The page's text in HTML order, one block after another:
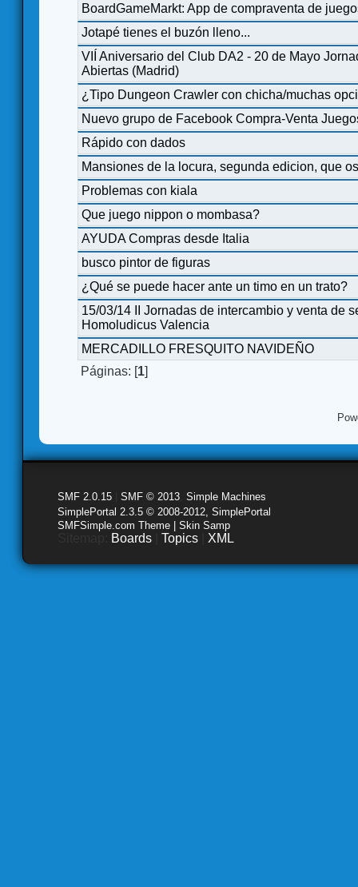
BoardGameMarkt: App de compraventa de
Jotapé tienes el buzón lleno...
VIÍ Aniversario del Club DA2 - 20 de Mayo
Abiertas (Madrid)
¿Tipo Dungeon Crawler con chicha/muchas
Nuevo grupo de Facebook Compra-Venta
Rápido con dados
Mansiones de la locura, segunda edicion, que
Problemas con kiala
Que juego nippon o mombasa?
AYUDA Compras desde Italia
busco pintor de figuras
¿Qué se puede hacer ante un timo en un trato?
15/03/14 II Jornadas de intercambio y venta de
Homoludicus Valencia
MERCADILLO FRESQUITO NAVIDEÑO
Páginas: [1]
SMF 2.0.15 SMF © 2013 Simple Machines
SimplePortal 2.3.5 © 2008-2012, SimplePortal
SMFSimple.com Theme | Skin Samp
Boards Topics XML